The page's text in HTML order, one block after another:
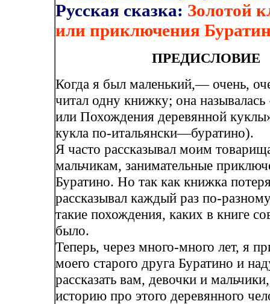
Русская сказка: Золотой
или приключения
ПРЕДИСЛОВИЕ
Когда я был маленький,— очень,
читал одну книжку; она
или Похождения деревянной
кукла по-итальянски—буратино).
Я часто рассказывал моим
мальчикам, занимательные
Буратино. Но так как книжка
рассказывал каждый раз по-
такие похождения, каких в книге
было.
Теперь, через много-много лет, я
моего старого друга Буратино и
рассказать вам, девочки и
историю про этого деревянного